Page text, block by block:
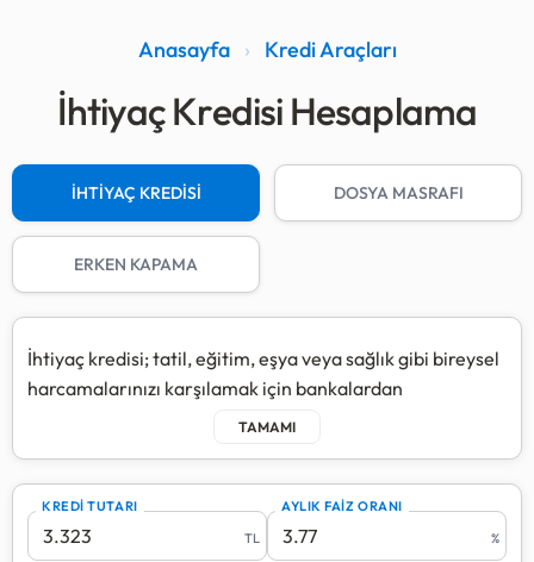
Anasayfa › Kredi Araçları
İhtiyaç Kredisi Hesaplama
İHTİYAÇ KREDİSİ DOSYA MASRAFI
ERKEN KAPAMA
İhtiyaç kredisi; tatil, eğitim, eşya veya sağlık gibi bireysel
harcamalarınızı karşılamak için bankalardan
alabileceğiniz, genellikle kefilsiz ve teminatsız sunulan
BDDK kararları gereği, ihtiyaç kredilerinde vade süresi;
50 bin TL'ye kadar 36 ay, 50 bin - 100 bin TL arası 24 ay
ve 100 bin TL üzeri için 12 ay ile sınırlandırılmıştır.
KREDİ TUTARI
TL
AYLIK FAİZ ORANI
%